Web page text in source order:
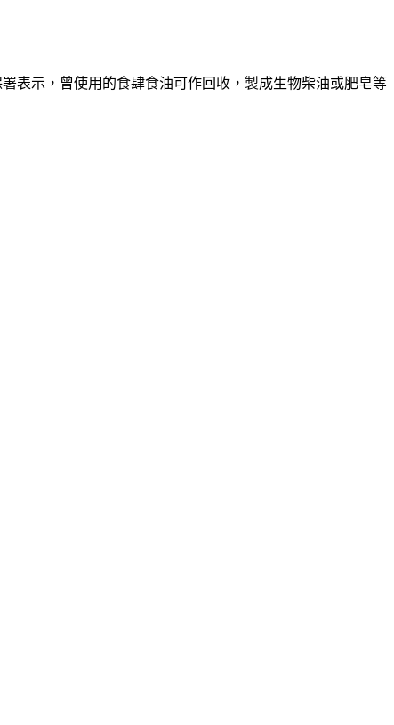
表示，曾使用的食肆食油可作回收，製成生物柴油或肥皂等